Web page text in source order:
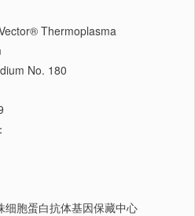
Thermoplasma
No. 180
细胞蛋白抗体基因保藏中心